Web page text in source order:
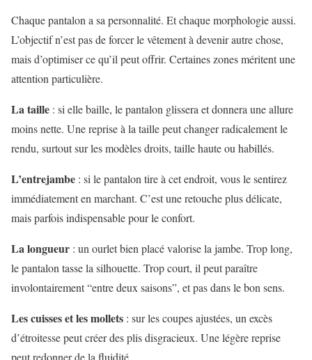
Chaque pantalon a sa personnalité. Et chaque morphologie aussi.
L’objectif n’est pas de forcer le vêtement à devenir autre chose,
mais d’optimiser ce qu’il peut offrir. Certaines zones méritent une
attention particulière.
La taille : si elle baille, le pantalon glissera et donnera une allure
moins nette. Une reprise à la taille peut changer radicalement le
rendu, surtout sur les modèles droits, taille haute ou habillés.
L’entrejambe : si le pantalon tire à cet endroit, vous le sentirez
immédiatement en marchant. C’est une retouche plus délicate,
mais parfois indispensable pour le confort.
La longueur : un ourlet bien placé valorise la jambe. Trop long,
le pantalon tasse la silhouette. Trop court, il peut paraître
involontairement “entre deux saisons”, et pas dans le bon sens.
Les cuisses et les mollets : sur les coupes ajustées, un excès
d’étroitesse peut créer des plis disgracieux. Une légère reprise
peut redonner de la fluidité.